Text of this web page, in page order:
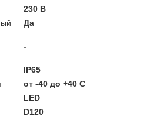
230 В
Да
-
IP65
от -40 до +40 C
LED
D120